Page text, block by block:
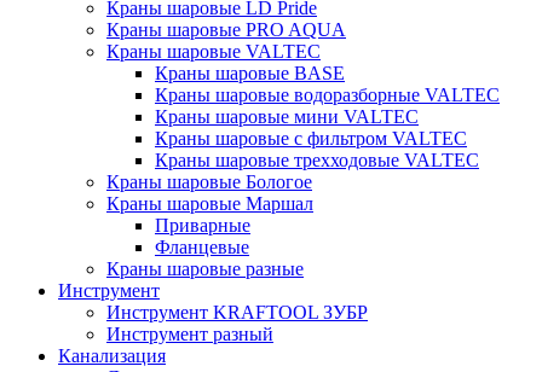
Краны шаровые LD Pride
Краны шаровые PRO AQUA
Краны шаровые VALTEC
Краны шаровые BASE
Краны шаровые водоразборные VALTEC
Краны шаровые мини VALTEC
Краны шаровые с фильтром VALTEC
Краны шаровые трехходовые VALTEC
Краны шаровые Бологое
Краны шаровые Маршал
Приварные
Фланцевые
Краны шаровые разные
Инструмент
Инструмент KRAFTOOL ЗУБР
Инструмент разный
Канализация